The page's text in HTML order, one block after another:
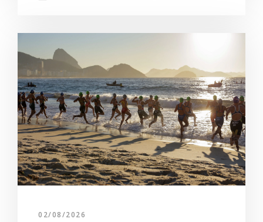
02/08/2026